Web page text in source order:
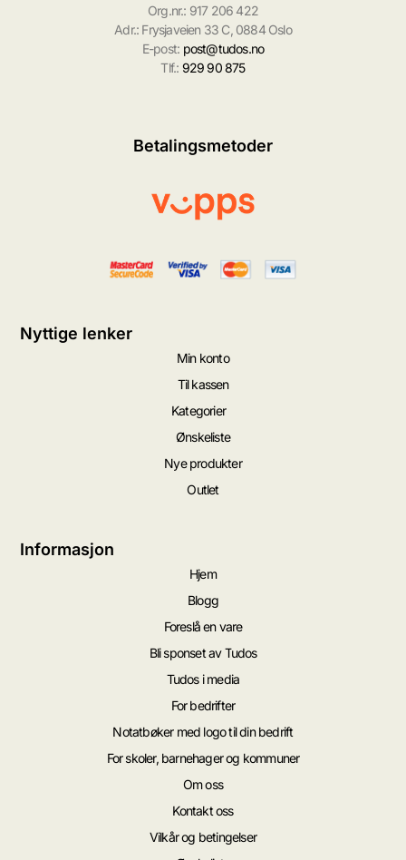
Org.nr.: 917 206 422
Adr.: Frysjaveien 33 C, 0884 Oslo
E-post: post@tudos.no
Tlf.: 929 90 875
Betalingsmetoder
Nyttige lenker
Min konto
Til kassen
Kategorier
Ønskeliste
Nye produkter
Outlet
Informasjon
Hjem
Blogg
Foreslå en vare
Bli sponset av Tudos
Tudos i media
For bedrifter
Notatbøker med logo til din bedrift
For skoler, barnehager og kommuner
Om oss
Kontakt oss
Vilkår og betingelser